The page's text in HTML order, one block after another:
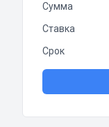
Сумма
Ставка
Срок